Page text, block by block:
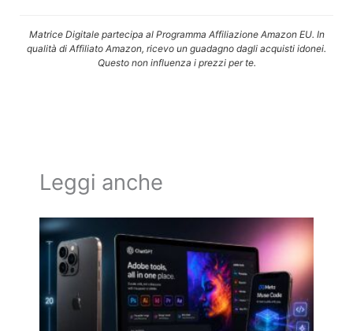
Matrice Digitale partecipa al Programma Affiliazione Amazon EU. In
qualità di Affiliato Amazon, ricevo un guadagno dagli acquisti idonei.
Questo non influenza i prezzi per te.
Leggi anche